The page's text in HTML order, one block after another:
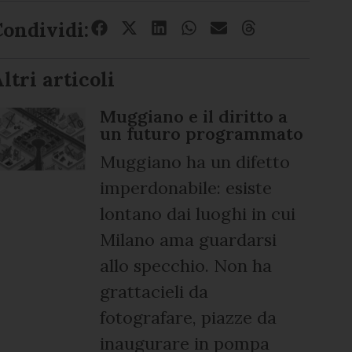
articoli
Muggiano e il diritto a
un futuro programmato
Muggiano ha un difetto
imperdonabile: esiste
lontano dai luoghi in cui
Milano ama guardarsi
allo specchio. Non ha
grattacieli da
fotografare, piazze da
inaugurare in pompa